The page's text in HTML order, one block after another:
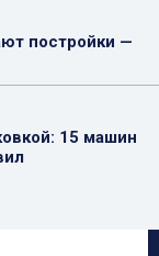
постройки —
15 машин